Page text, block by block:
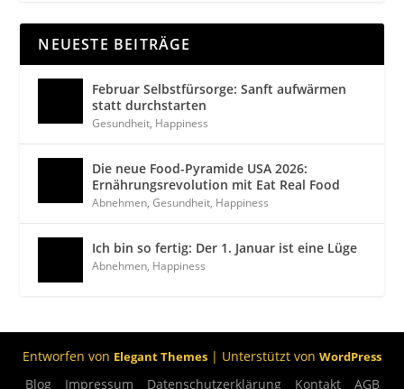
NEUESTE BEITRÄGE
Februar Selbstfürsorge: Sanft aufwärmen
statt durchstarten
Gesundheit, Happiness
Die neue Food-Pyramide USA 2026:
Ernährungsrevolution mit Eat Real Food
Abnehmen,Gesundheit, Happiness
Ich bin so fertig: Der 1. Januar ist eine Lüge
Abnehmen, Happiness
Entworfen von Elegant Themes | Unterstützt von WordPress
Blog Impressum Datenschutzerklärung Kontakt AGB